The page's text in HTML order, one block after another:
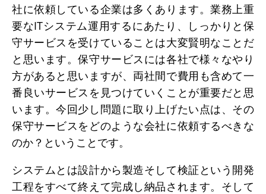
社に依頼している企業は多くあります。業務上重
要なITシステム運用するにあたり、しっかりと保
守サービスを受けていることは大変賢明なことだ
と思います。保守サービスには各社で様々なやり
方があると思いますが、両社間で費用も含めて一
番良いサービスを見つけていくことが重要だと思
います。今回少し問題に取り上げたい点は、その
保守サービスをどのような会社に依頼するべきな
のか？ということです。
システムとは設計から製造そして検証という開発
工程をすべて終えて完成し納品されます。そして